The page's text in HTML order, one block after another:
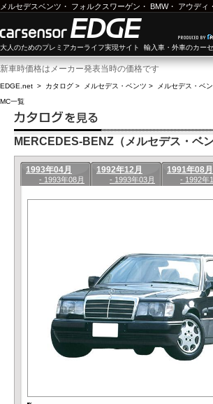
メルセデスベンツ ・ フォルクスワーゲン ・ BMW・ アウディ
大人のためのプレミアカーライフ実現サイト 輸入車・外車のカー
新車時価格はメーカー発表当時の価格です
EDGE.net > カタログ > メルセデス・ベンツ > メルセデス・ベ
MC一覧
MERCEDES-BENZ（メルセデス・ベ
1993年04月
- 1993年08月
1992年12月
- 1993年03月
1991年08月
- 1992年